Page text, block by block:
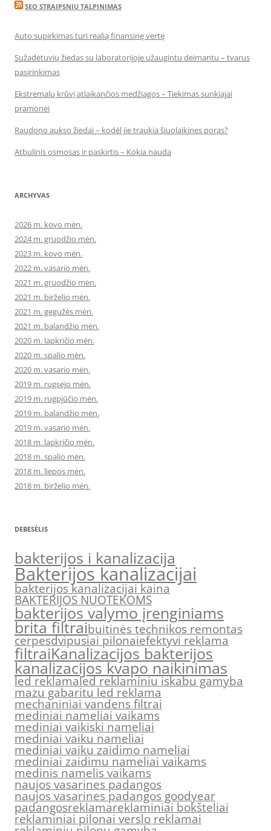
SEO STRAIPSNIU TALPINIMAS
Auto supirkimas turi realią finansinę vertę
Sužadėtuvių žiedas su laboratorijoje užaugintu deimantu – tvarus
pasirinkimas
Ekstremalų krūvį atlaikančios medžiagos – Tiekimas sunkiajai
pramonei
Raudono aukso žiedai – kodėl jie traukia šiuolaikines poras?
Atbulinis osmosas ir paskirtis – Kokia nauda
ARCHYVAS
2026 m. kovo mėn.
2024 m. gruodžio mėn.
2023 m. kovo mėn.
2022 m. vasario mėn.
2021 m. gruodžio mėn.
2021 m. birželio mėn.
2021 m. gegužės mėn.
2021 m. balandžio mėn.
2020 m. lapkričio mėn.
2020 m. spalio mėn.
2020 m. vasario mėn.
2019 m. rugsėjo mėn.
2019 m. rugpjūčio mėn.
2019 m. balandžio mėn.
2019 m. vasario mėn.
2018 m. lapkričio mėn.
2018 m. spalio mėn.
2018 m. liepos mėn.
2018 m. birželio mėn.
DEBESĖLIS
bakterijos i kanalizacija
Bakterijos kanalizacijai
bakterijos kanalizacijai kaina
BAKTERIJOS NUOTEKOMS
bakterijos valymo įrenginiams
brita filtraibuitinės technikos remontas
cerpesdvipusiai pilonaiefektyvi reklama
filtraiKanalizacijos bakterijos
kanalizacijos kvapo naikinimas
led reklamaled reklaminiu iskabu gamyba
mazu gabaritu led reklama
mechaniniai vandens filtrai
mediniai nameliai vaikams
mediniai vaikiski nameliai
mediniai vaiku nameliai
mediniai vaiku zaidimo nameliai
mediniai zaidimu nameliai vaikams
medinis namelis vaikams
naujos vasarines padangos
naujos vasarines padangos goodyear
padangosreklamareklaminiai bokšteliai
reklaminiai pilonai verslo reklamai